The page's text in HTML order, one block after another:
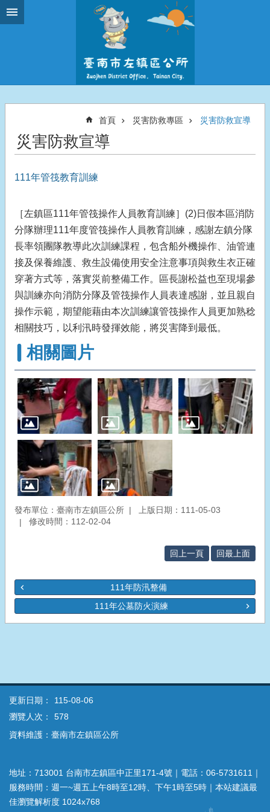
跳到主要內容區塊
首頁 災害防救專區 災害防救宣導
災害防救宣導
111年管筏教育訓練
［左鎮區111年管筏操作人員教育訓練］(2)日假本區消防
分隊辦理111年度管筏操作人員教育訓練，感謝左鎮分隊
長率領團隊教導此次訓練課程，包含船外機操作、油管連
接及保養維護、救生設備使用安全注意事項與救生衣正確
穿著方式等，落實災前整備工作。區長謝松益也至現場參
與訓練亦向消防分隊及管筏操作人員表達感謝，並且親自
操作示範，期望能藉由本次訓練讓管筏操作人員更加熟稔
相關技巧，以利汛時發揮效能，將災害降到最低。
相關圖片
發布單位：臺南市左鎮區公所
上版日期：111-05-03
修改時間：112-02-04
回上一頁 回最上面
111年防汛整備
111年公墓防火演練
更新日期：
115-08-06
瀏覽人次：
578
資料維護：臺南市左鎮區公所
地址：713001 台南市左鎮區中正里171-4號｜電話：06-5731611｜
服務時間：週一~週五上午8時至12時、下午1時至5時｜本站建議最
佳瀏覽解析度 1024x768